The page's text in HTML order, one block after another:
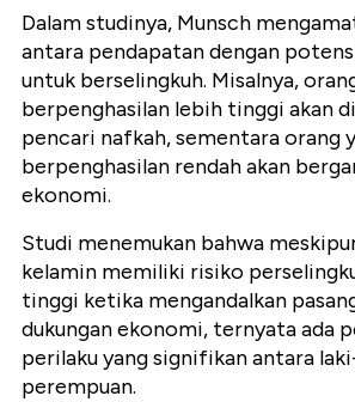
Dalam studinya, Munsch
antara pendapatan dengan
untuk berselingkuh. Misalnya,
berpenghasilan lebih tinggi akan
pencari nafkah, sementara orang
berpenghasilan rendah akan
ekonomi.
Studi menemukan bahwa
kelamin memiliki risiko
tinggi ketika mengandalkan
dukungan ekonomi, ternyata ada
perilaku yang signifikan antara
perempuan.